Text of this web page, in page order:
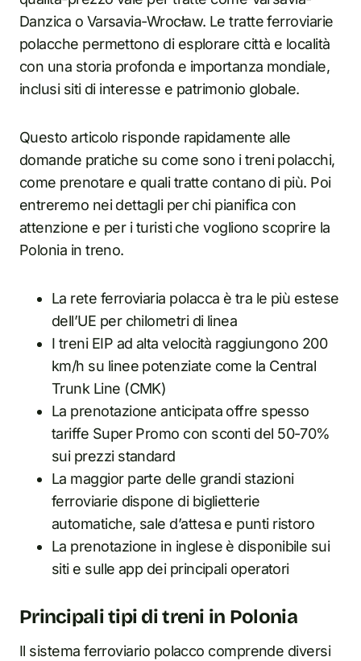
Danzica o Varsavia-Wrocław. Le tratte ferroviarie
polacche permettono di esplorare città e località
con una storia profonda e importanza mondiale,
inclusi siti di interesse e patrimonio globale.
Questo articolo risponde rapidamente alle
domande pratiche su come sono i treni polacchi,
come prenotare e quali tratte contano di più. Poi
entreremo nei dettagli per chi pianifica con
attenzione e per i turisti che vogliono scoprire la
Polonia in treno.
La rete ferroviaria polacca è tra le più estese
dell’UE per chilometri di linea
I treni EIP ad alta velocità raggiungono 200
km/h su linee potenziate come la Central
Trunk Line (CMK)
La prenotazione anticipata offre spesso
tariffe Super Promo con sconti del 50-70%
sui prezzi standard
La maggior parte delle grandi stazioni
ferroviarie dispone di biglietterie
automatiche, sale d’attesa e punti ristoro
La prenotazione in inglese è disponibile sui
siti e sulle app dei principali operatori
Principali tipi di treni in Polonia
Il sistema ferroviario polacco comprende diversi